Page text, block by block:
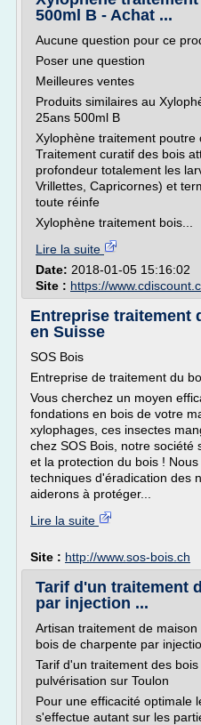
500ml B - Achat ...
Aucune question pour ce
Poser une question
Meilleures ventes
Produits similaires au
25ans 500ml B
Xylophène traitement poutre
Traitement curatif des bois
profondeur totalement les
Vrillettes, Capricornes) et
toute réinfe
Xylophène traitement bois...
Lire la suite
Date: 2018-01-05 15:16:02
Site : https://
Entreprise traitement
en Suisse
SOS Bois
Entreprise de traitement du
Vous cherchez un moyen
fondations en bois de votre
xylophages, ces insectes
chez SOS Bois, notre société
et la protection du bois !
techniques d'éradication des
aiderons à protéger...
Lire la suite
Site : http://www.sos-bois.ch
Tarif d'un traitement
par injection ...
Artisan traitement de
bois de charpente par
Tarif d'un traitement des
pulvérisation sur Toulon
Pour une efficacité optimale
s'effectue autant sur les